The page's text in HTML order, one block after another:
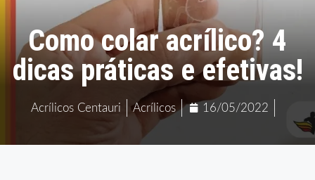
Como colar acrílico? 4
dicas práticas e efetivas!
Acrílicos Centauri Acrílicos 16/05/2022